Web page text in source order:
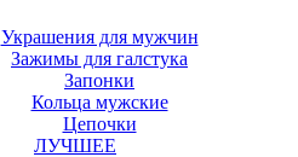
Украшения для мужчин
Зажимы для галстука
Запонки
Кольца мужские
Цепочки
ЛУЧШЕЕ